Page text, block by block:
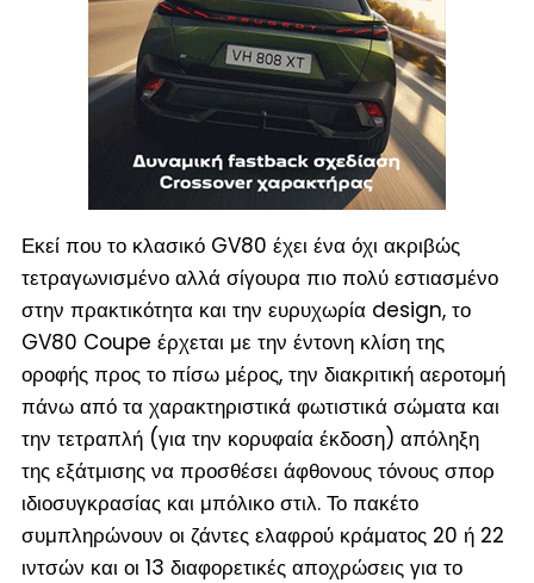
Εκεί που το κλασικό GV80 έχει ένα όχι ακριβώς
τετραγωνισμένο αλλά σίγουρα πιο πολύ εστιασμένο
στην πρακτικότητα και την ευρυχωρία design, το
GV80 Coupe έρχεται με την έντονη κλίση της
οροφής προς το πίσω μέρος, την διακριτική αεροτομή
πάνω από τα χαρακτηριστικά φωτιστικά σώματα και
την τετραπλή (για την κορυφαία έκδοση) απόληξη
της εξάτμισης να προσθέσει άφθονους τόνους σπορ
ιδιοσυγκρασίας και μπόλικο στιλ. Το πακέτο
συμπληρώνουν οι ζάντες ελαφρού κράματος 20 ή 22
ιντσών και οι 13 διαφορετικές αποχρώσεις για το